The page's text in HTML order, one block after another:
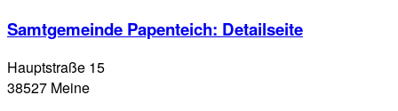
Samtgemeinde Papenteich: Detailseite
Hauptstraße 15
38527 Meine